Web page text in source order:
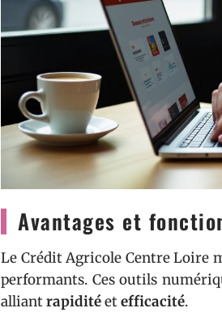
Avantages et
Le Crédit Agricole Centre Loire
performants. Ces outils
alliantrapiditéetefficacité.